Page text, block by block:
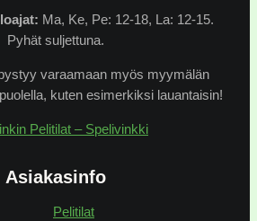
Ma, Ke, Pe: 12-18, La: 12-15.
Pyhät suljettuna.
varaamaan myös myymälän
kuten esimerkiksi lauantaisin!
Pelitilat – Spelivinkki
Asiakasinfo
Pelitilat